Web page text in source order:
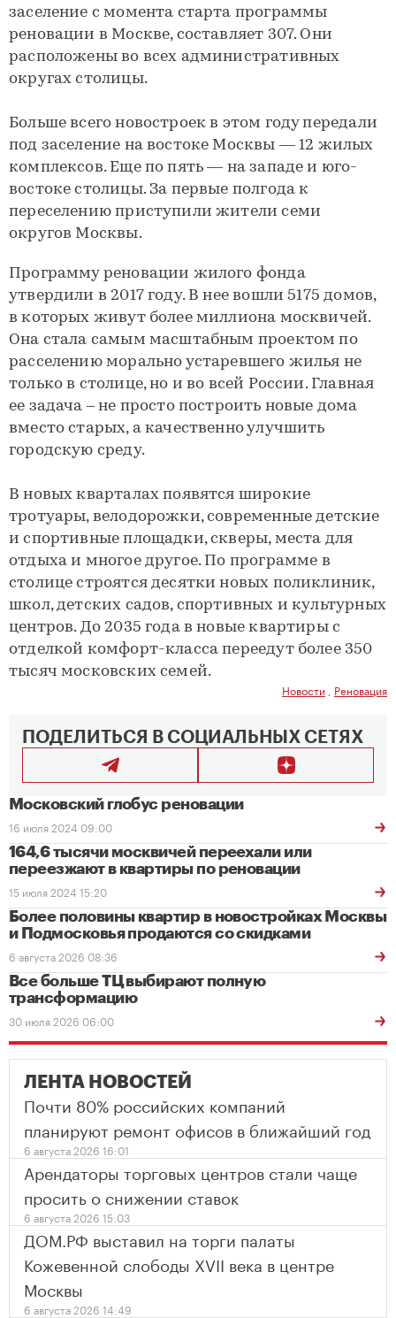
заселение с момента старта программы
реновации в Москве, составляет 307. Они
расположены во всех административных
округах столицы.
Больше всего новостроек в этом году передали
под заселение на востоке Москвы — 12 жилых
комплексов. Еще по пять — на западе и юго-
востоке столицы. За первые полгода к
переселению приступили жители семи
округов Москвы.
Программу реновации жилого фонда
утвердили в 2017 году. В нее вошли 5175 домов,
в которых живут более миллиона москвичей.
Она стала самым масштабным проектом по
расселению морально устаревшего жилья не
только в столице, но и во всей России. Главная
ее задача – не просто построить новые дома
вместо старых, а качественно улучшить
городскую среду.
В новых кварталах появятся широкие
тротуары, велодорожки, современные детские
и спортивные площадки, скверы, места для
отдыха и многое другое. По программе в
столице строятся десятки новых поликлиник,
школ, детских садов, спортивных и культурных
центров. До 2035 года в новые квартиры с
отделкой комфорт-класса переедут более 350
тысяч московских семей.
Новости Реновация
ПОДЕЛИТЬСЯ В СОЦИАЛЬНЫХ СЕТЯХ
Московский глобус реновации
16 июля 2024 09:00
164,6 тысячи москвичей переехали или
переезжают в квартиры по реновации
15 июля 2024 15:20
Более половины квартир в новостройках Москвы
и Подмосковья продаются со скидками
6 августа 2026 08:36
Все больше ТЦ выбирают полную
трансформацию
30 июля 2026 06:00
ЛЕНТА НОВОСТЕЙ
Почти 80% российских компаний
планируют ремонт офисов в ближайший год
6 августа 2026 16:01
Арендаторы торговых центров стали чаще
просить о снижении ставок
6 августа 2026 15:03
ДОМ.РФ выставил на торги палаты
Кожевенной слободы XVII века в центре
Москвы
6 августа 2026 14:49